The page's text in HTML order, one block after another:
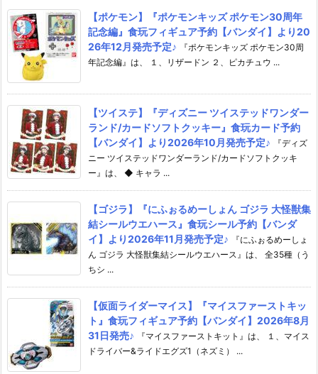
【ポケモン】『ポケモンキッズ ポケモン30周年
記念編』食玩フィギュア予約【バンダイ】より20
26年12月発売予定♪
『ポケモンキッズ ポケモン30周
年記念編』は、 １、リザードン ２、ピカチュウ ...
【ツイステ】『ディズニー ツイステッドワンダー
ランド/カードソフトクッキー』食玩カード予約
【バンダイ】より2026年10月発売予定♪
『ディズ
ニー ツイステッドワンダーランド/カードソフトクッキ
ー』は、 ◆ キャラ ...
【ゴジラ】『にふぉるめーしょん ゴジラ 大怪獣集
結シールウエハース』食玩シール予約【バンダ
イ】より2026年11月発売予定♪
『にふぉるめーしょ
ん ゴジラ 大怪獣集結シールウエハース』は、 全35種（う
ちシ ...
【仮面ライダーマイス】『マイスファーストキッ
ト』食玩フィギュア予約【バンダイ】2026年8月
31日発売♪
『マイスファーストキット』は、 １、マイス
ドライバー&ライドエグズ1（ネズミ） ...